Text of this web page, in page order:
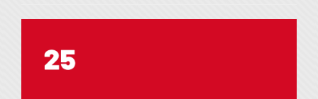
lateral
del